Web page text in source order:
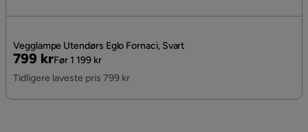
Vegglampe Utendørs Eglo Fornaci, Svart
Pris
799 kr
Original
Pris
Før 1 199 kr
Tidligere laveste pris 799 kr